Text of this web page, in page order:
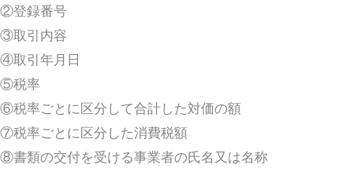
②登録番号
③取引内容
④取引年月日
⑤税率
⑥税率ごとに区分して合計した対価の額
⑦税率ごとに区分した消費税額
⑧書類の交付を受ける事業者の氏名又は名称